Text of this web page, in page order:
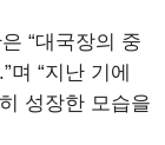
“대국장의 중
며 “지난 기에
성장한 모습을